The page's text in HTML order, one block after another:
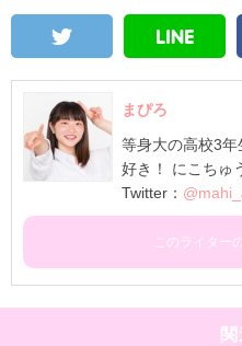
まぴろ
等身大の高校3
好き！ にこちゅ
Twitter：
このライター